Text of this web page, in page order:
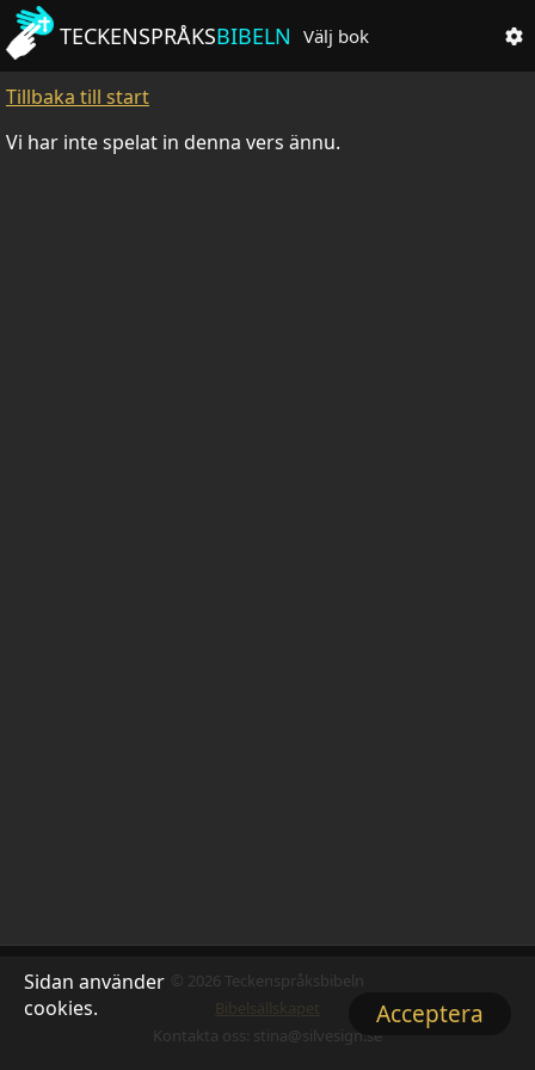
TECKENSPRÅKSBIBELN Välj bok
Tillbaka till start
Vi har inte spelat in denna vers ännu.
© 2026 Teckenspråksbibeln
Bibelsällskapet
Kontakta oss: stina@silvesign.se
Sidan använder
cookies.
Acceptera